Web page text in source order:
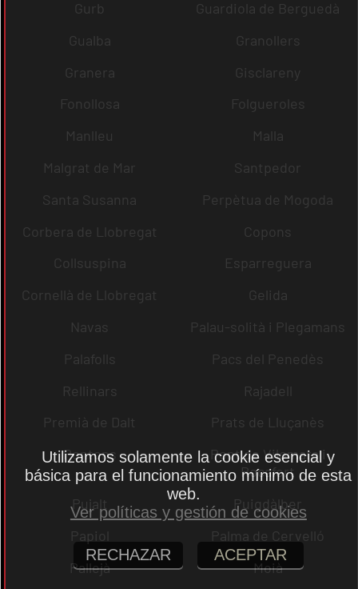
Gurb
Guardiola de Berguedà
Gualba
Granollers
Granera
Gisclareny
Fonollosa
Folgueroles
Manlleu
Malla
Malgrat de Mar
Santpedor
Santa Susanna
Perpètua de Mogoda
Corbera de Llobregat
Copons
Collsuspina
Esparreguera
Cornellà de Llobregat
Gelida
Navas
Palau-solità i Plegamans
Palafolls
Pacs del Penedès
Rellinars
Rajadell
Premià de Dalt
Prats de Lluçanès
Pontons
Pont de Vilomara i
Rocafort
Pujalt
Puigdàlber
Papiol
Palma de Cervelló
Pallejà
Moià
Utilizamos solamente la cookie esencial y
básica para el funcionamiento mínimo de esta
web.
Ver políticas y gestión de cookies
RECHAZAR ACEPTAR